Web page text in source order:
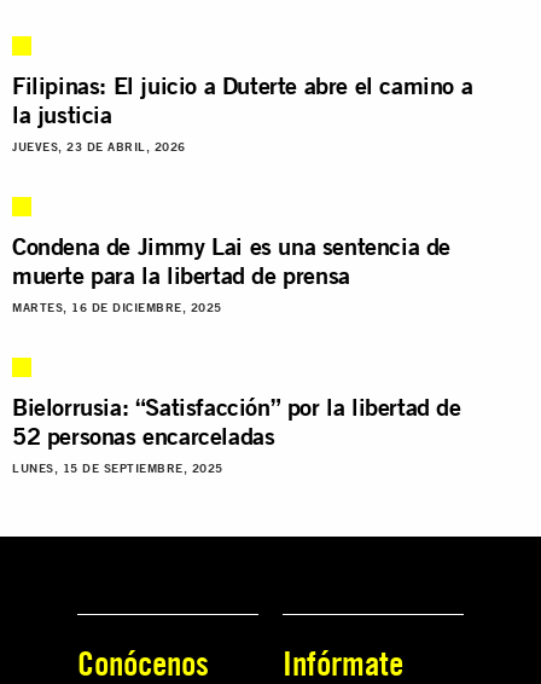
Filipinas: El juicio a Duterte abre el camino a
la justicia
JUEVES, 23 DE ABRIL, 2026
Condena de Jimmy Lai es una sentencia de
muerte para la libertad de prensa
MARTES, 16 DE DICIEMBRE, 2025
Bielorrusia: “Satisfacción” por la libertad de
52 personas encarceladas
LUNES, 15 DE SEPTIEMBRE, 2025
Conócenos Infórmate